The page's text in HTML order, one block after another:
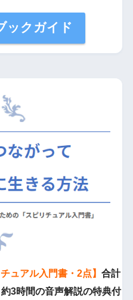
ックガイド
ュアル入門書・2点】 合計
3時間の音声解説の特典付